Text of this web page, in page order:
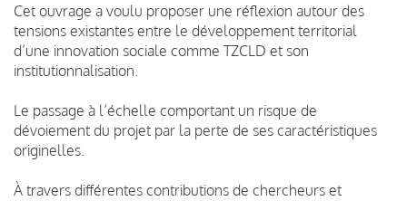
Cet ouvrage a voulu proposer une réflexion autour des
tensions existantes entre le développement territorial
d’une innovation sociale comme TZCLD et son
institutionnalisation.
Le passage à l’échelle comportant un risque de
dévoiement du projet par la perte de ses caractéristiques
originelles.
À travers différentes contributions de chercheurs et